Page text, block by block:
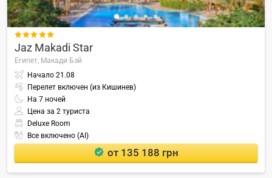

Jaz Makadi Star
Египет, Макади Бэй
Начало 21.08
Перелет включен (из Кишинев)
На 7 ночей
Цена за 2 туриста
Deluxe Room
Все включено (AI)
от 135 188 грн